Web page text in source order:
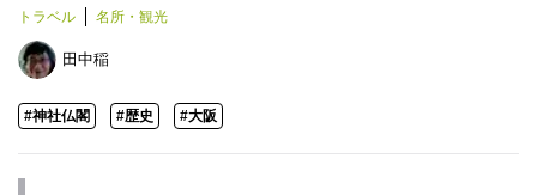
トラベル 名所・観光
田中稲
#神社仏閣 #歴史 #大阪